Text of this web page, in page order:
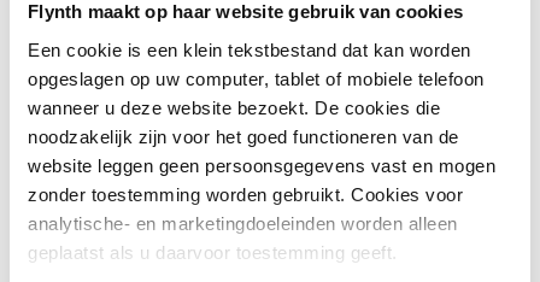
Flynth maakt op haar website gebruik van cookies
Een cookie is een klein tekstbestand dat kan worden
opgeslagen op uw computer, tablet of mobiele telefoon
wanneer u deze website bezoekt. De cookies die
noodzakelijk zijn voor het goed functioneren van de
website leggen geen persoonsgegevens vast en mogen
zonder toestemming worden gebruikt. Cookies voor
analytische- en marketingdoeleinden worden alleen
geplaatst als u daarvoor toestemming geeft.
te beoordelen of een vorm van
samenwerking u vooruit kan helpen, maar
ook hoe dat past in uw toekomstplannen.
Een bekende uitspraak luidt: ‘alleen ga je
sneller en samen kom je verder'. Maar
hoe zou dit bij u uit kunnen pakken? En in
welke vorm? Gun uzelf dat gesprek met
een van onze adviseurs. Vul daarvoor